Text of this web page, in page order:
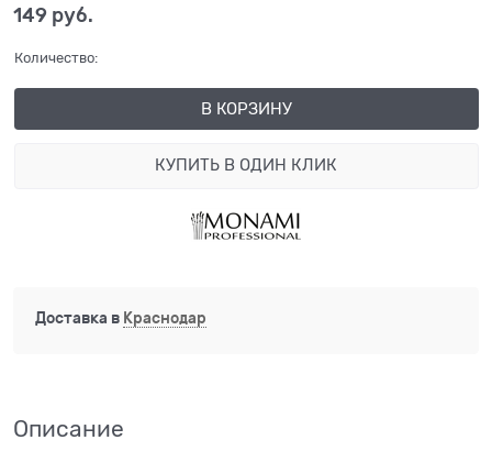
149 руб.
Количество:
В КОРЗИНУ
КУПИТЬ В ОДИН КЛИК
Доставка в Краснодар
Описание